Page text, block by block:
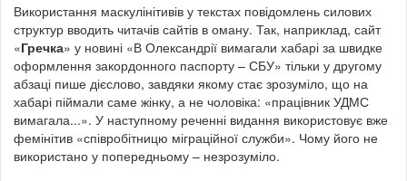
Використання маскулінітивів у текстах повідомлень силових
структур вводить читачів сайтів в оману. Так, наприклад, сайт
«Гречка» у новині «В Олександрії вимагали хабарі за швидке
оформлення закордонного паспорту – СБУ» тільки у другому
абзаці пише дієслово, завдяки якому стає зрозуміло, що на
хабарі піймали саме жінку, а не чоловіка: «працівник УДМС
вимагала...». У наступному реченні видання використовує вже
фемінітив «співробітницю міграційної служби». Чому його не
використано у попередньому – незрозуміло.